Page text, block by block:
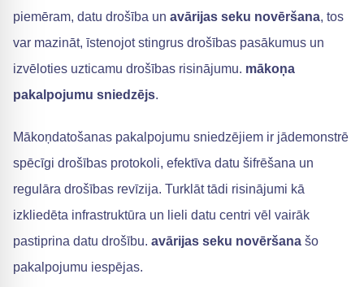
piemēram, datu drošība un avārijas seku novēršana, tos
var mazināt, īstenojot stingrus drošības pasākumus un
izvēloties uzticamu drošības risinājumu. mākoņa
pakalpojumu sniedzējs.
Mākoņdatošanas pakalpojumu sniedzējiem ir jādemonstrē
spēcīgi drošības protokoli, efektīva datu šifrēšana un
regulāra drošības revīzija. Turklāt tādi risinājumi kā
izkliedēta infrastruktūra un lieli datu centri vēl vairāk
pastiprina datu drošību. avārijas seku novēršana šo
pakalpojumu iespējas.